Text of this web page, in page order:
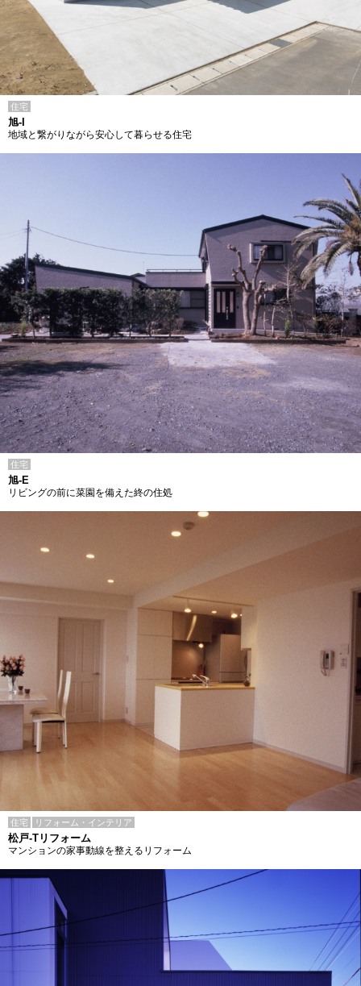
住宅
旭-I
地域と繋がりながら安心して暮らせる住宅
住宅
旭-E
リビングの前に菜園を備えた終の住処
住宅 リフォーム・インテリア
松戸-Tリフォーム
マンションの家事動線を整えるリフォーム